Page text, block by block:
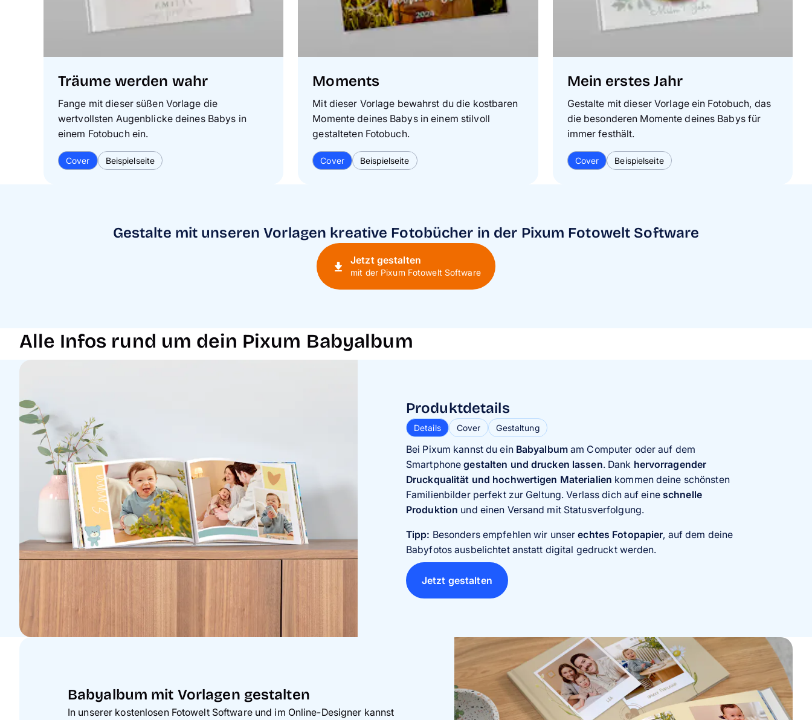
Träume werden wahr
Fange mit dieser süßen Vorlage die
wertvollsten Augenblicke deines Babys in
einem Fotobuch ein.
Cover Beispielseite
Moments
Mit dieser Vorlage bewahrst du die kostbaren
Momente deines Babys in einem stilvoll
gestalteten Fotobuch.
Cover Beispielseite
Mein erstes Jahr
Gestalte mit dieser Vorlage ein Fotobuch, das
die besonderen Momente deines Babys für
immer festhält.
Cover Beispielseite
Gestalte mit unseren Vorlagen kreative Fotobücher in der Pixum Fotowelt Software
Jetzt gestalten
mit der Pixum Fotowelt Software
Alle Infos rund um dein Pixum Babyalbum
Produktdetails
Details Cover Gestaltung
Bei Pixum kannst du einBabyalbumam Computer oder auf dem
Smartphone gestalten und drucken lassen. Dank hervorragender
Druckqualität und hochwertigen Materialien kommen deine schönsten
Familienbilder perfekt zur Geltung. Verlass dich auf eine schnelle
Produktion und einen Versand mit Statusverfolgung.
Tipp: Besonders empfehlen wir unserechtes Fotopapier, auf dem deine
Babyfotos ausbelichtet anstatt digital gedruckt werden.
Jetzt gestalten
Produktdetails
Details Cover Gestaltung
Hardcover oder Softcover
Individuell gestaltbar
Buchbindung oder Layflat-Bindung
Wir empfehlen ein Babyalbum mit Hardcover zu gestalten. Diese Option ist
besonders stabil und langlebig.
Jetzt gestalten
Produktdetails
Details Cover Gestaltung
Bei Pixum kannst du ein Babyalbum einfach und schnell per Software,
oder direkt online gestalten. NutzeLayoutvorlagen für Collagenund
gestalte deine Fotobuchseiten mit verschiedenen Hintergründen. Füge
individuelle Texte ein, um zum Beispiel Meilensteine zu dokumentieren
oder füge thematisch passende Cliparts ein.
Jetzt gestalten
Babyalbum mit Vorlagen gestalten
In unserer kostenlosen Fotowelt Software und im Online-Designer kannst